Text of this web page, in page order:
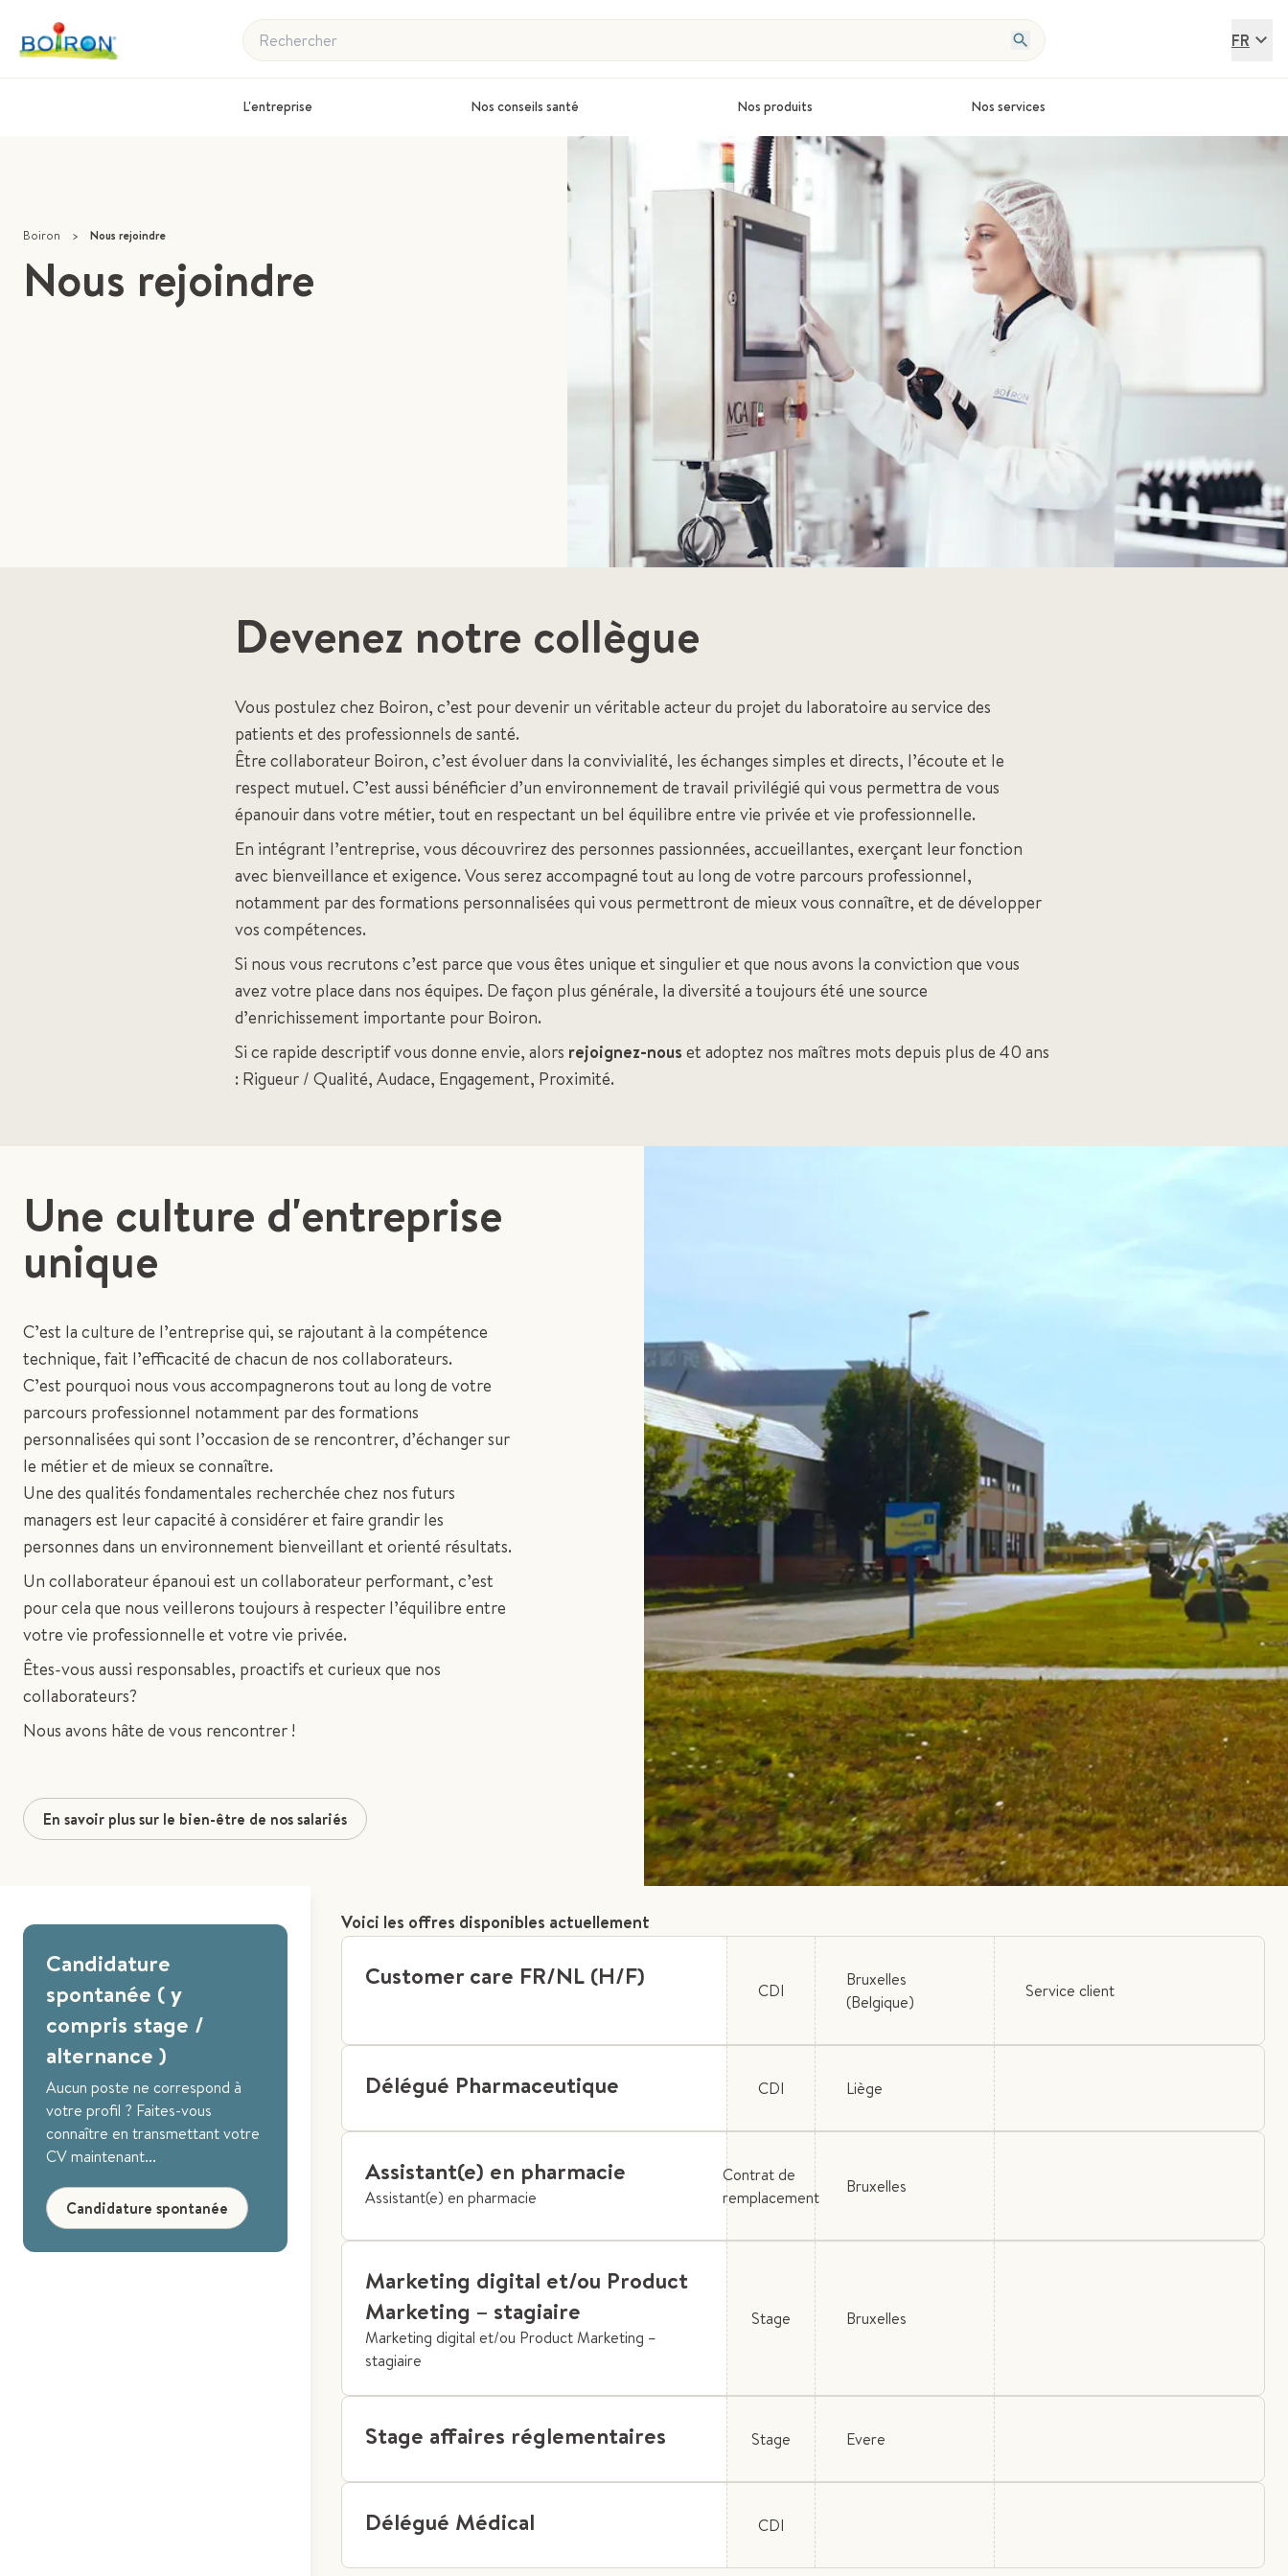
Rechercher FR
L'entreprise Nos conseils santé Nos produits Nos services
Boiron > Nous rejoindre
Nous rejoindre
Devenez notre collègue
Vous postulez chez Boiron, c’est pour devenir un véritable acteur du projet du laboratoire au service des
patients et des professionnels de santé.
Être collaborateur Boiron, c’est évoluer dans la convivialité, les échanges simples et directs, l’écoute et le
respect mutuel. C’est aussi bénéficier d’un environnement de travail privilégié qui vous permettra de vous
épanouir dans votre métier, tout en respectant un bel équilibre entre vie privée et vie professionnelle.
En intégrant l’entreprise, vous découvrirez des personnes passionnées, accueillantes, exerçant leur fonction
avec bienveillance et exigence. Vous serez accompagné tout au long de votre parcours professionnel,
notamment par des formations personnalisées qui vous permettront de mieux vous connaître, et de développer
vos compétences.
Si nous vous recrutons c’est parce que vous êtes unique et singulier et que nous avons la conviction que vous
avez votre place dans nos équipes. De façon plus générale, la diversité a toujours été une source
d’enrichissement importante pour Boiron.
Si ce rapide descriptif vous donne envie, alors rejoignez-nous et adoptez nos maîtres mots depuis plus de 40 ans
: Rigueur / Qualité, Audace, Engagement, Proximité.
Une culture d'entreprise
unique
C’est la culture de l’entreprise qui, se rajoutant à la compétence
technique, fait l’efficacité de chacun de nos collaborateurs.
C’est pourquoi nous vous accompagnerons tout au long de votre
parcours professionnel notamment par des formations
personnalisées qui sont l’occasion de se rencontrer, d’échanger sur
le métier et de mieux se connaître.
Une des qualités fondamentales recherchée chez nos futurs
managers est leur capacité à considérer et faire grandir les
personnes dans un environnement bienveillant et orienté résultats.
Un collaborateur épanoui est un collaborateur performant, c’est
pour cela que nous veillerons toujours à respecter l’équilibre entre
votre vie professionnelle et votre vie privée.
Êtes-vous aussi responsables, proactifs et curieux que nos
collaborateurs?
Nous avons hâte de vous rencontrer !
En savoir plus sur le bien-être de nos salariés
Candidature
spontanée ( y
compris stage /
alternance )
Aucun poste ne correspond à
votre profil ? Faites-vous
connaître en transmettant votre
CV maintenant...
Candidature spontanée
Voici les offres disponibles actuellement
Customer care FR/NL (H/F) CDI
Bruxelles
(Belgique)
Service client
Délégué Pharmaceutique CDI Liège
Assistant(e) en pharmacie
Assistant(e) en pharmacie
Contrat de
remplacement
Bruxelles
Marketing digital et/ou Product
Marketing – stagiaire
Marketing digital et/ou Product Marketing –
stagiaire
Stage Bruxelles
Stage affaires réglementaires Stage Evere
Délégué Médical CDI